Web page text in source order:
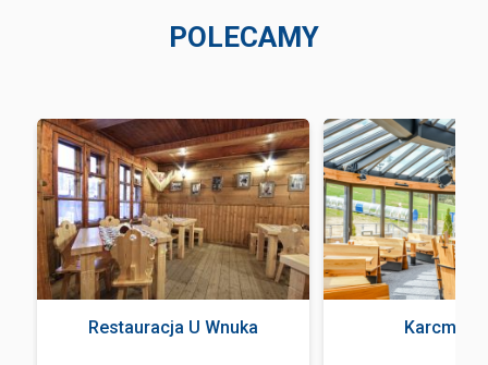
POLECAMY
Restauracja U Wnuka Karcma